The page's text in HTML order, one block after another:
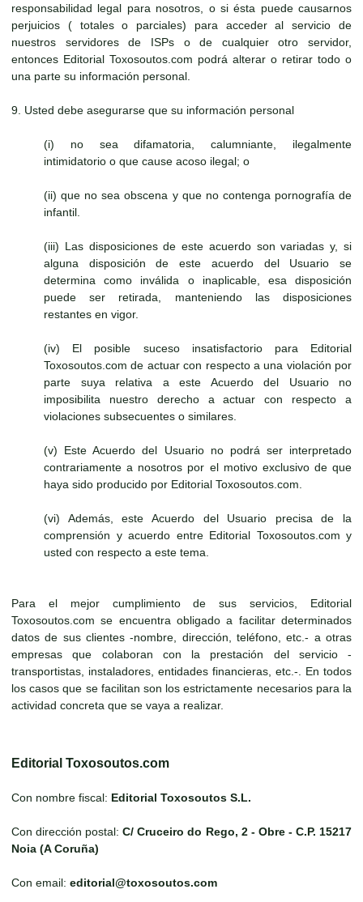
responsabilidad legal para nosotros, o si ésta puede causarnos
perjuicios ( totales o parciales) para acceder al servicio de
nuestros servidores de ISPs o de cualquier otro servidor,
entonces Editorial Toxosoutos.com podrá alterar o retirar todo o
una parte su información personal.
9. Usted debe asegurarse que su información personal
(i) no sea difamatoria, calumniante, ilegalmente
intimidatorio o que cause acoso ilegal; o
(ii) que no sea obscena y que no contenga pornografía de
infantil.
(iii) Las disposiciones de este acuerdo son variadas y, si
alguna disposición de este acuerdo del Usuario se
determina como inválida o inaplicable, esa disposición
puede ser retirada, manteniendo las disposiciones
restantes en vigor.
(iv) El posible suceso insatisfactorio para Editorial
Toxosoutos.com de actuar con respecto a una violación por
parte suya relativa a este Acuerdo del Usuario no
imposibilita nuestro derecho a actuar con respecto a
violaciones subsecuentes o similares.
(v) Este Acuerdo del Usuario no podrá ser interpretado
contrariamente a nosotros por el motivo exclusivo de que
haya sido producido por Editorial Toxosoutos.com.
(vi) Además, este Acuerdo del Usuario precisa de la
comprensión y acuerdo entre Editorial Toxosoutos.com y
usted con respecto a este tema.
Para el mejor cumplimiento de sus servicios, Editorial
Toxosoutos.com se encuentra obligado a facilitar determinados
datos de sus clientes -nombre, dirección, teléfono, etc.- a otras
empresas que colaboran con la prestación del servicio -
transportistas, instaladores, entidades financieras, etc.-. En todos
los casos que se facilitan son los estrictamente necesarios para la
actividad concreta que se vaya a realizar.
Editorial Toxosoutos.com
Con nombre fiscal: Editorial Toxosoutos S.L.
Con dirección postal:C/ Cruceiro do Rego, 2 - Obre - C.P. 15217
Noia (A Coruña)
Con email: editorial@toxosoutos.com